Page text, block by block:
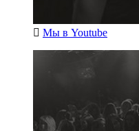
Мы в Youtube